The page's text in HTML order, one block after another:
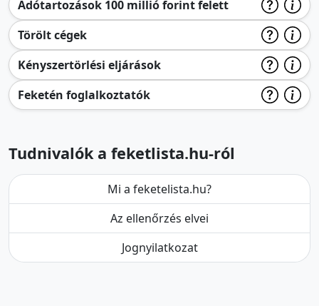
Adótartozások 100 millió forint felett
Törölt cégek
Kényszertörlési eljárások
Feketén foglalkoztatók
Tudnivalók a feketlista.hu-ról
Mi a feketelista.hu?
Az ellenőrzés elvei
Jognyilatkozat